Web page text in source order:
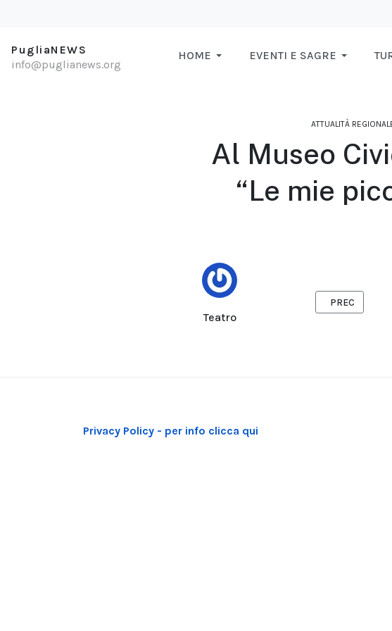
PugliaNEWS
info@puglianews.org
HOME EVENTI E SAGRE
ATTUALITÀ
Al Museo
“Le mie
Teatro
ARTICOLO
PREC
Privacy Policy - per info clicca qui